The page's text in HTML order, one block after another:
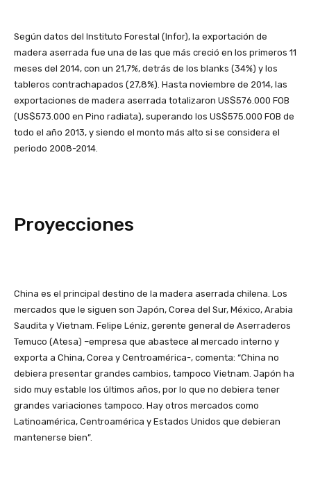
Según datos del Instituto Forestal (Infor), la exportación de
madera aserrada fue una de las que más creció en los primeros 11
meses del 2014, con un 21,7%, detrás de los blanks (34%) y los
tableros contrachapados (27,8%). Hasta noviembre de 2014, las
exportaciones de madera aserrada totalizaron US$576.000 FOB
(US$573.000 en Pino radiata), superando los US$575.000 FOB de
todo el año 2013, y siendo el monto más alto si se considera el
periodo 2008-2014.
Proyecciones
China es el principal destino de la madera aserrada chilena. Los
mercados que le siguen son Japón, Corea del Sur, México, Arabia
Saudita y Vietnam. Felipe Léniz, gerente general de Aserraderos
Temuco (Atesa) –empresa que abastece al mercado interno y
exporta a China, Corea y Centroamérica-, comenta: “China no
debiera presentar grandes cambios, tampoco Vietnam. Japón ha
sido muy estable los últimos años, por lo que no debiera tener
grandes variaciones tampoco. Hay otros mercados como
Latinoamérica, Centroamérica y Estados Unidos que debieran
mantenerse bien”.